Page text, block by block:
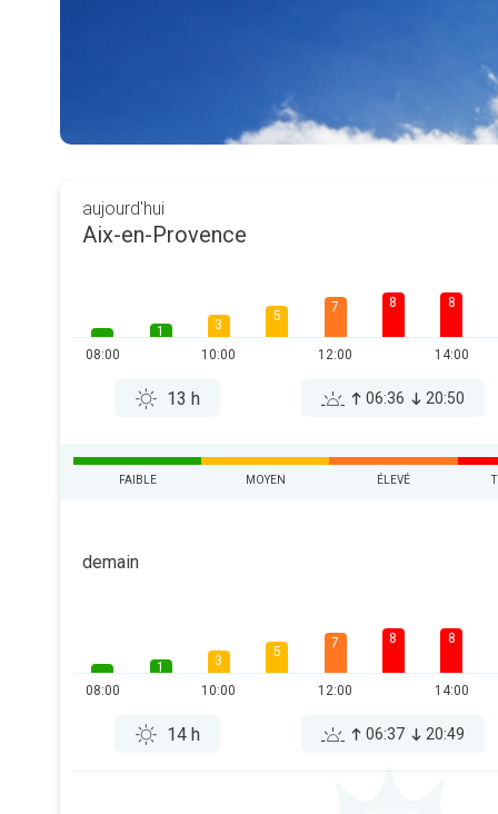
aujourd'hui
Aix-en-Provence
08:00
1
3
10:00
5
7
12:00
8 8
14:00
13 h 06:36 20:50
FAIBLE MOYEN ÉLEVÉ
demain
08:00
1
3
10:00
5
7
12:00
8 8
14:00
14 h 06:37 20:49